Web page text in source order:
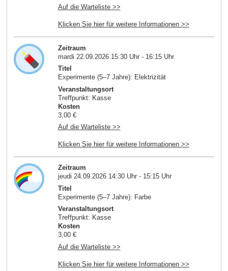
Auf die Warteliste >>
Klicken Sie hier für weitere Informationen >>
Zeitraum
mardi 22.09.2026 15:30 Uhr - 16:15 Uhr
Titel
Experimente (5–7 Jahre): Elektrizität
Veranstaltungsort
Treffpunkt: Kasse
Kosten
3,00 €
Auf die Warteliste >>
Klicken Sie hier für weitere Informationen >>
Zeitraum
jeudi 24.09.2026 14:30 Uhr - 15:15 Uhr
Titel
Experimente (5–7 Jahre): Farbe
Veranstaltungsort
Treffpunkt: Kasse
Kosten
3,00 €
Auf die Warteliste >>
Klicken Sie hier für weitere Informationen >>